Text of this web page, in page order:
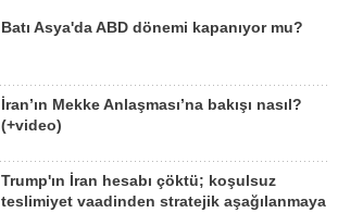
Batı Asya'da ABD dönemi kapanıyor mu?
İran’ın Mekke Anlaşması’na bakışı nasıl?
(+video)
Trump'ın İran hesabı çöktü; koşulsuz
teslimiyet vaadinden stratejik aşağılanmaya